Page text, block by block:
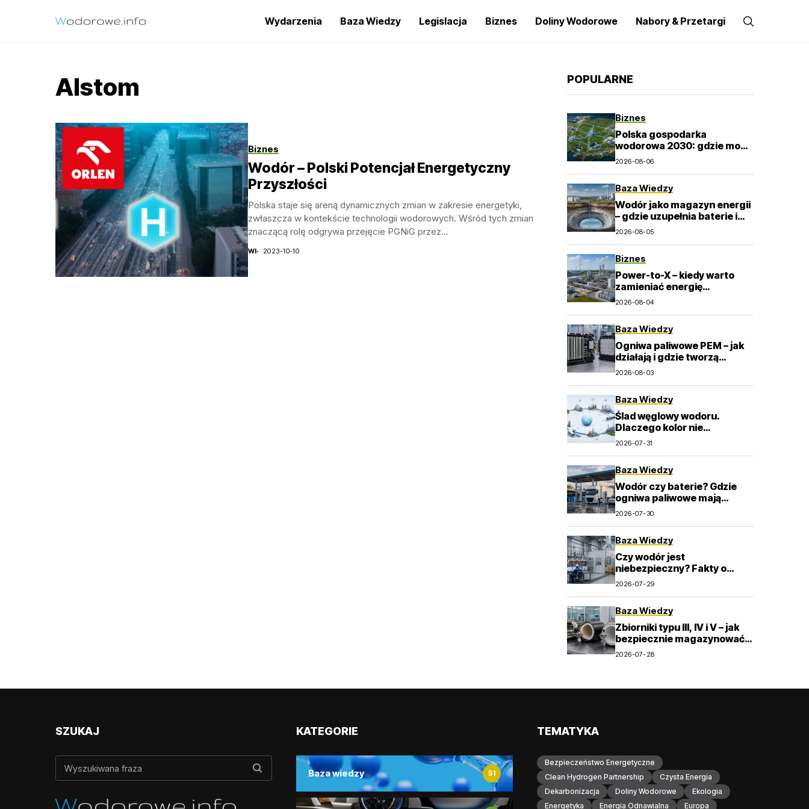
Wydarzenia Baza Wiedzy Legislacja Biznes Doliny Wodorowe Nabory & Przetargi
Alstom
Biznes
Wodór – Polski Potencjał Energetyczny
Przyszłości
Polska staje się areną dynamicznych zmian w zakresie energetyki,
zwłaszcza w kontekście technologii wodorowych. Wśród tych zmian
znaczącą rolę odgrywa przejęcie PGNiG przez...
WI 2023-10-10
POPULARNE
Biznes
Polska gospodarka
wodorowa 2030: gdzie mogą
powstać pierwsze trwałe
2026-08-06
Baza Wiedzy
Wodór jako magazyn energii
– gdzie uzupełnia baterie i
elektrownie szczytowo-
2026-08-05
Biznes
Power-to-X – kiedy warto
zamieniać energię
odnawialną w wodór i e-
2026-08-04
Baza Wiedzy
Ogniwa paliwowe PEM – jak
działają i gdzie tworzą
wartość dla przemysłu?
2026-08-03
Baza Wiedzy
Ślad węglowy wodoru.
Dlaczego kolor nie
wystarcza do oceny emisji? –
2026-07-31
Baza Wiedzy
Wodór czy baterie? Gdzie
ogniwa paliwowe mają
największy sens w
2026-07-30
Baza Wiedzy
Czy wodór jest
niebezpieczny? Fakty o
zapłonie, wentylacji i detekcji
2026-07-29
Baza Wiedzy
Zbiorniki typu III, IV i V – jak
bezpiecznie magazynować
wodór pod wysokim
2026-07-28
SZUKAJ KATEGORIE
Baza wiedzy 51
TEMATYKA
Bezpieczeństwo Energetyczne
Clean Hydrogen Partnership
Czysta Energia
Dekarbonizacja
Doliny Wodorowe
Ekologia
Energetyka
Energia Odnawialna Europa